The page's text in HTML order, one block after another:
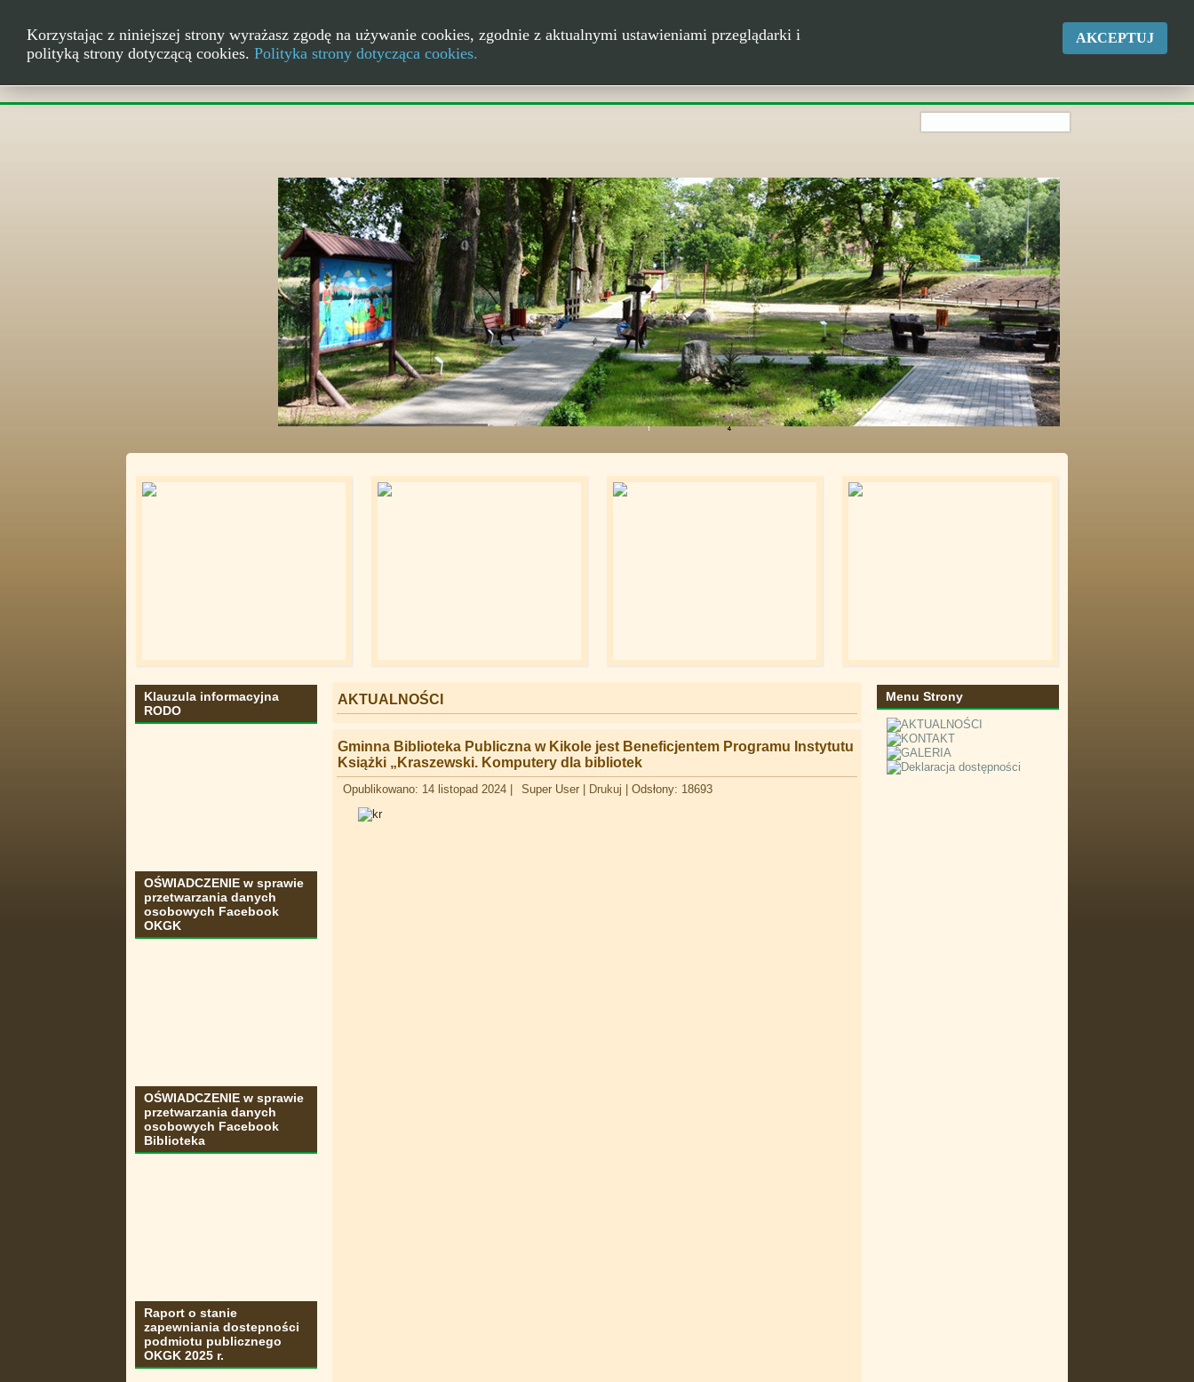
Ścieżki nad jeziorem w Kikole
Klauzula informacyjna
RODO
OŚWIADCZENIE w sprawie
przetwarzania danych
osobowych Facebook
OKGK
OŚWIADCZENIE w sprawie
przetwarzania danych
osobowych Facebook
Biblioteka
Raport o stanie
zapewniania dostepności
podmiotu publicznego
OKGK 2025 r.
AKTUALNOŚCI
Gminna Biblioteka Publiczna w Kikole jest Beneficjentem Programu Instytutu
Książki „Kraszewski. Komputery dla bibliotek
Opublikowano: 14 listopad 2024 Super User Drukuj Odsłony: 18693
Menu Strony
Korzystając z niniejszej strony wyrażasz zgodę na używanie cookies, zgodnie z aktualnymi ustawieniami przeglądarki i
polityką strony dotyczącą cookies. Polityka strony dotycząca cookies.
AKCEPTUJ